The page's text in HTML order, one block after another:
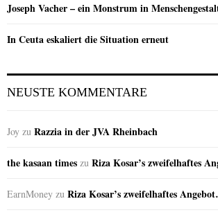
Joseph Vacher – ein Monstrum in
In Ceuta eskaliert die Situation erneut
NEUSTE KOMMENTARE
Joy zu Razzia in der JVA Rheinbach
the kasaan times zu Riza Kosar’s zweifelhaftes
EarnMoney zu Riza Kosar’s zweifelhaftes